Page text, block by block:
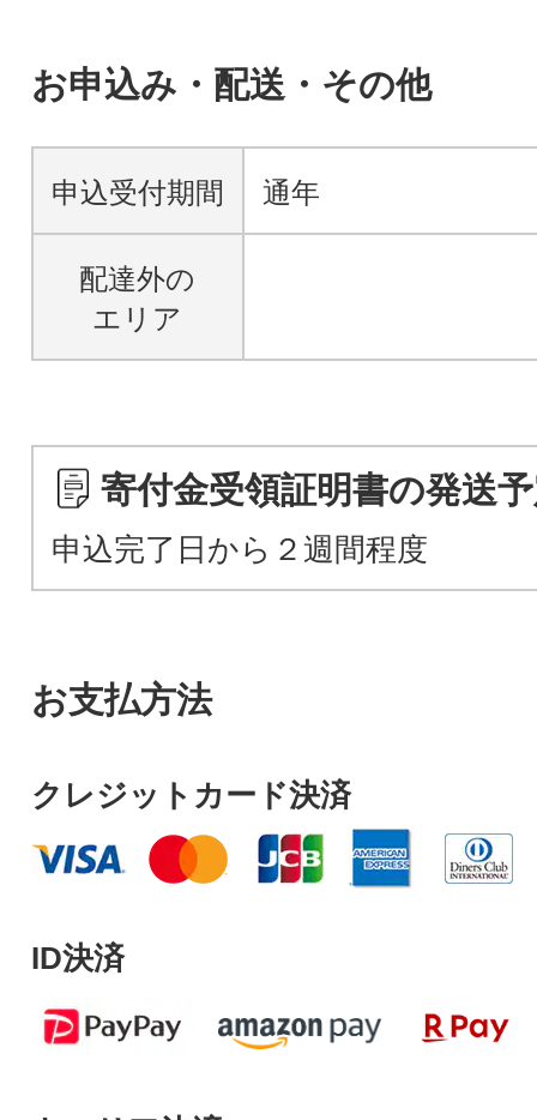
お申込み・配送・その他
申込受付期間 通年
配達外の
エリア
寄付金受領証明書の発送
申込完了日から２週間程度
お支払方法
クレジットカード決済
ID決済